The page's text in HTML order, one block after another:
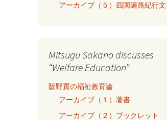
アーカイブ（５）四国遍路紀行文
Mitsugu Sakano discusses
“Welfare Education”
阪野貢の福祉教育論
アーカイブ（１）著書
アーカイブ（２）ブックレット